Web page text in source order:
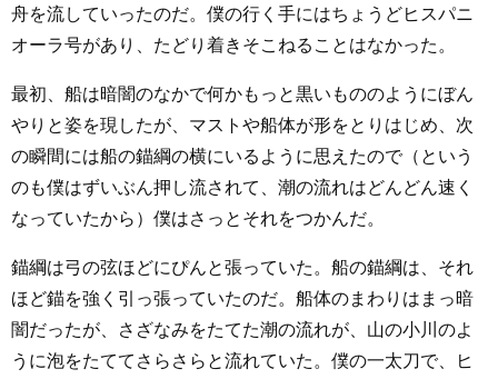
舟を流していったのだ。僕の行く手にはちょうどヒスパニ
オーラ号があり、たどり着きそこねることはなかった。
最初、船は暗闇のなかで何かもっと黒いもののようにぼん
やりと姿を現したが、マストや船体が形をとりはじめ、次
の瞬間には船の錨綱の横にいるように思えたので（という
のも僕はずいぶん押し流されて、潮の流れはどんどん速く
なっていたから）僕はさっとそれをつかんだ。
錨綱は弓の弦ほどにぴんと張っていた。船の錨綱は、それ
ほど錨を強く引っ張っていたのだ。船体のまわりはまっ暗
闇だったが、さざなみをたてた潮の流れが、山の小川のよ
うに泡をたててさらさらと流れていた。僕の一太刀で、ヒ